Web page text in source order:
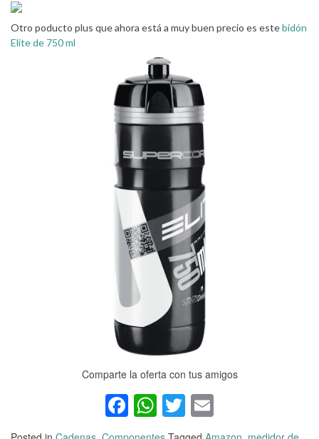
Otro poducto plus que ahora está a muy buen precio es estebidón
Elite de 750 ml
Comparte la oferta con tus amigos
Facebook
WhatsApp
Twitter